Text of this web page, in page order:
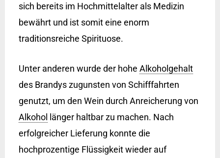
sich bereits im Hochmittelalter als Medizin
bewährt und ist somit eine enorm
traditionsreiche Spirituose.
Unter anderen wurde der hohe Alkoholgehalt
des Brandys zugunsten von Schifffahrten
genutzt, um den Wein durch Anreicherung von
Alkohol
länger haltbar zu machen. Nach
erfolgreicher Lieferung konnte die
hochprozentige Flüssigkeit wieder auf